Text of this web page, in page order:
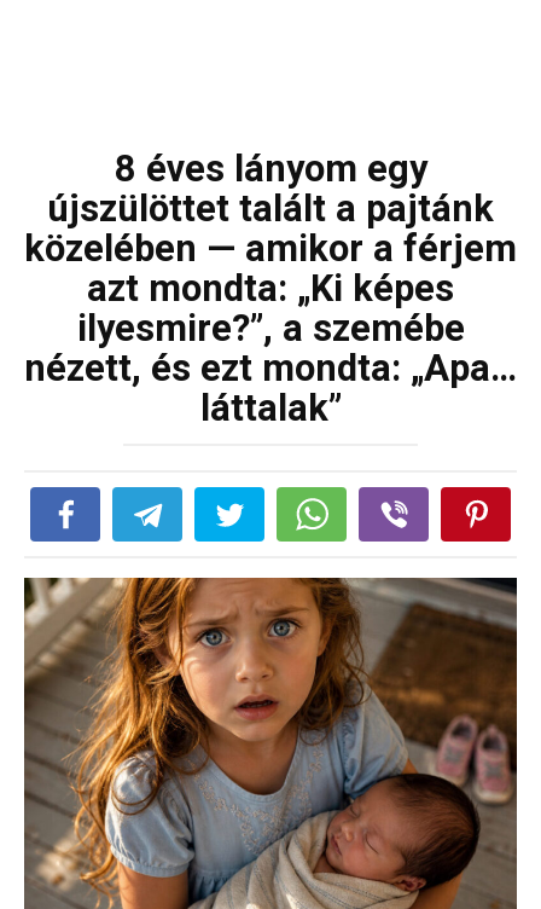
8 éves lányom egy
újszülöttet talált a pajtánk
közelében — amikor a férjem
azt mondta: „Ki képes
ilyesmire?”, a szemébe
nézett, és ezt mondta: „Apa…
láttalak”